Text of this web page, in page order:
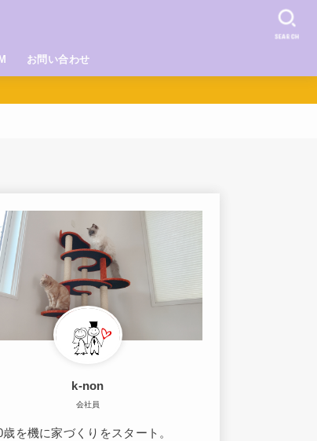
お問い合わせ
SEARCH
k-non
会社員
歳を機に家づくりをスタート。